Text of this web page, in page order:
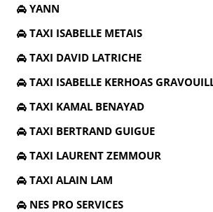
YANN
TAXI ISABELLE METAIS
TAXI DAVID LATRICHE
TAXI ISABELLE KERHOAS
TAXI KAMAL BENAYAD
TAXI BERTRAND GUIGUE
TAXI LAURENT ZEMMOUR
TAXI ALAIN LAM
NES PRO SERVICES